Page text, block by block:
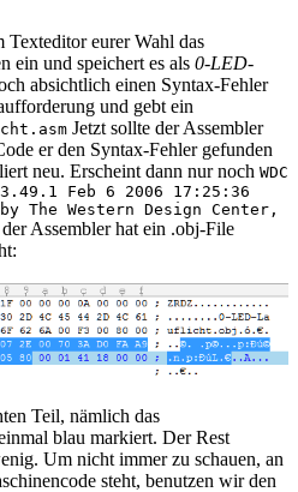
Texteditor eurer Wahl das
ein und speichert es als 0-LED-
absichtlich einen Syntax-Fehler
und gebt ein
Jetzt sollte der Assembler
er den Syntax-Fehler gefunden
neu. Erscheint dann nur noch WDC
Feb 6 2006 17:25:36
The Western Design Center,
Assembler hat ein .obj-File
Teil, nämlich das
blau markiert. Der Rest
Um nicht immer zu schauen, an
steht, benutzen wir den